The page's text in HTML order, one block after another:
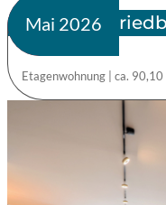
verkauft
Mai 2026
Etagenwohnung |ca. 90,10